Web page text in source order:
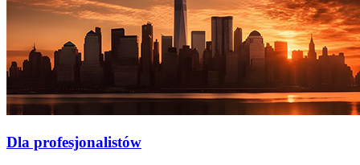
Dla profesjonalistów